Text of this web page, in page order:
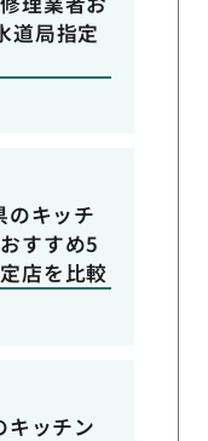
道局指定
のキッチ
すすめ5
店を比較
キッチン